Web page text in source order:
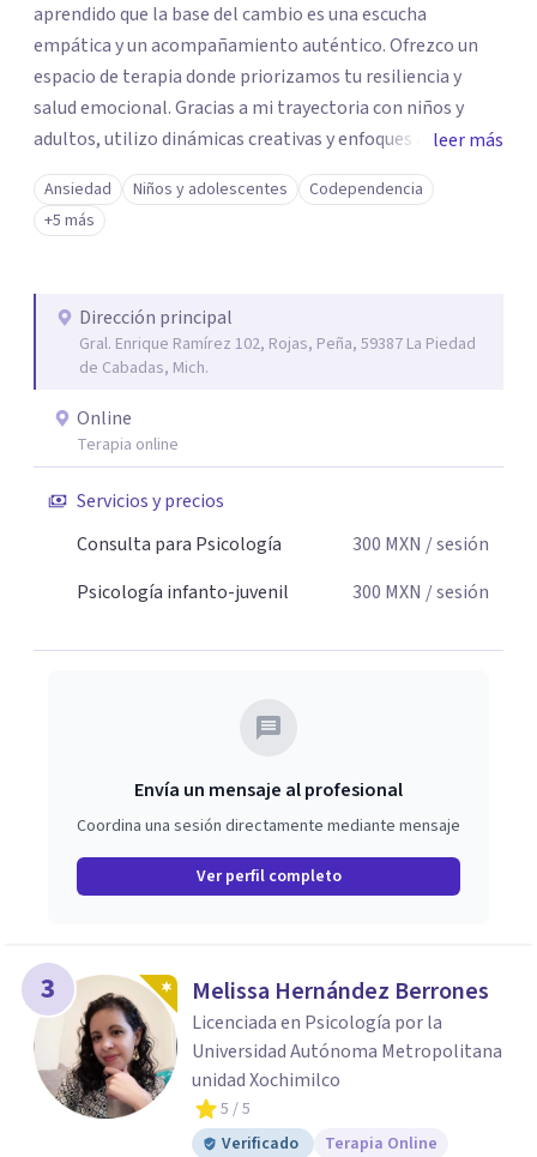
aprendido que la base del cambio es una escucha
empática y un acompañamiento auténtico. ​Ofrezco un
espacio de terapia donde priorizamos tu resiliencia y
salud emocional. Gracias a mi trayectoria con niños y
adultos, utilizo dinámicas creativas y enfoques adaptados
a tus necesidades específicas. Estoy aquí para escucharte
y brindarte las herramientas necesarias para fortalecer
tu paz mental.
leer más
Ansiedad Niños y adolescentes
Codependencia
+5 más
Dirección principal
Gral. Enrique Ramírez 102, Rojas, Peña, 59387 La Piedad
de Cabadas, Mich.
Online
Terapia online
Servicios y precios
Consulta para Psicología
300 MXN / sesión
Psicología infanto-juvenil
300 MXN / sesión
Envía un mensaje al profesional
Coordina una sesión directamente mediante mensaje
Ver perfil completo
3 Melissa Hernández Berrones
Licenciada en Psicología por la
Universidad Autónoma Metropolitana
unidad Xochimilco
5 / 5
Verificado
Terapia Online